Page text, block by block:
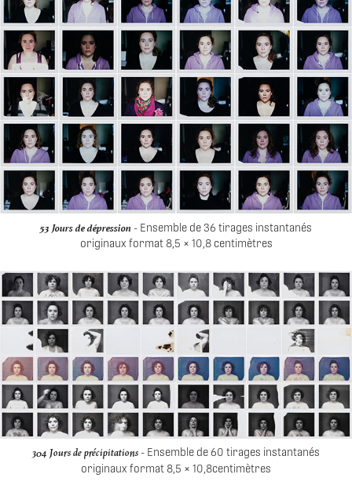
53 Jours de dépression - Ensemble de 36 tirages instantanés
originaux format 8,5 × 10,8 centimètres
304 Jours de précipitations - Ensemble de 60 tirages instantanés
originaux format 8,5 × 10,8centimètres